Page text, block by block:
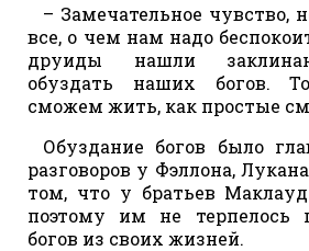
– Замечательное чувство,
все, о чем нам надо
друиды нашли
обуздать наших богов.
сможем жить, как простые
Обуздание богов было
разговоров у Фэллона,
том, что у братьев
поэтому им не терпелось
богов из своих жизней.